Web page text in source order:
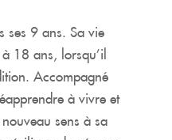
ses 9 ans. Sa vie
18 ans, lorsqu’il
Accompagné
à vivre et
sens à sa